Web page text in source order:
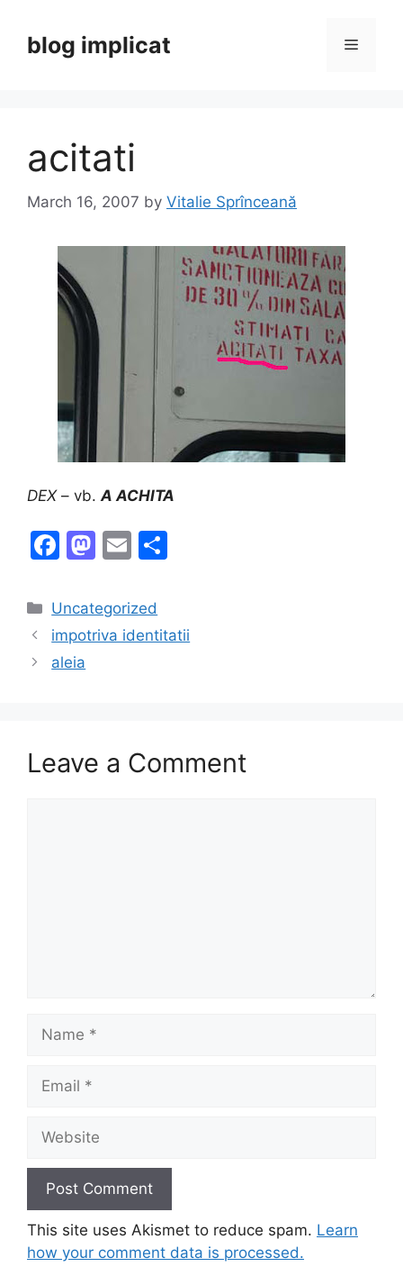
contentblog implicat Menu
acitati
March 16, 2007 by Vitalie Sprînceană
DEX– vb.A ACHITA
F
c
e
b
M
st
o
E
ai
l
e
Categories
Uncategorized
impotriva identitatii
aleia
Leave a Comment
This site uses Akismet to reduce spam. Learn
how your comment data is processed.